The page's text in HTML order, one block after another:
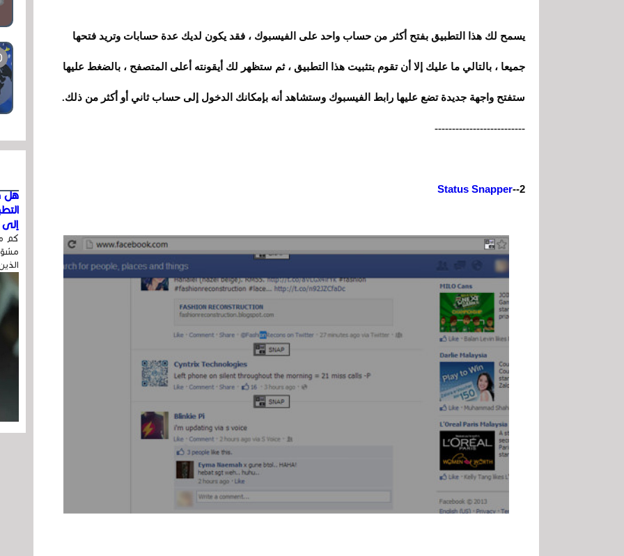
يسمح لك هذا التطبيق بفتح أكثر من حساب واحد على الفيسبوك ، فقد يكون لديك عدة حسابات وتريد فتحها
جميعا ، بالتالي ما عليك إلا أن تقوم بتثبيت هذا التطبيق ، ثم ستظهر لك أيقونته أعلى المتصفح ، بالضغط عليها
ستفتح واجهة جديدة تضع عليها رابط الفيسبوك وستشاهد أنه بإمكانك الدخول إلى حساب ثاني أو أكثر من ذلك.
--------------------------
2--
Status Snapper
هل
إلى
كم